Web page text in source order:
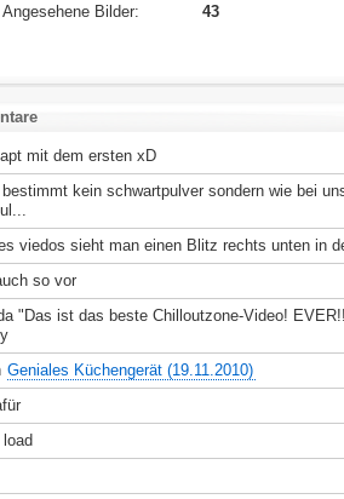
Angesehene Bilder:
43
mit dem ersten xD
kein schwartpulver sondern wie bei
viedos sieht man einen Blitz rechts unten in
so vor
"Das ist das beste Chilloutzone-Video!
Geniales Küchengerät (19.11.2010)